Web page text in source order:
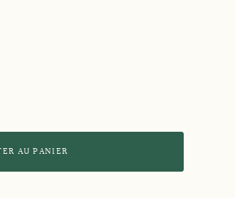
AU PANIER